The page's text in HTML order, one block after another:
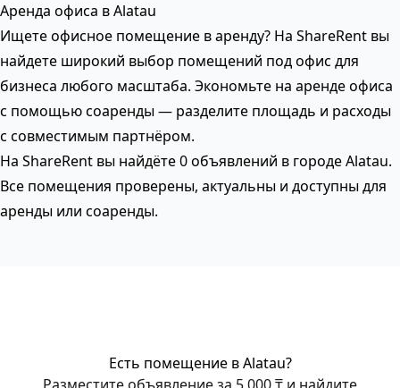
Аренда офиса в Alatau
Ищете офисное помещение в аренду? На ShareRent вы
найдете широкий выбор помещений под офис для
бизнеса любого масштаба. Экономьте на аренде офиса
с помощью соаренды — разделите площадь и расходы
с совместимым партнёром.
На ShareRent вы найдёте 0 объявлений в городе Alatau.
Все помещения проверены, актуальны и доступны для
аренды или соаренды.
Есть помещение в Alatau?